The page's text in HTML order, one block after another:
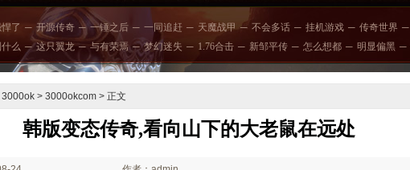
了 ─ 开源传奇 ─ 一锤之后 ─ 一同追赶 ─ 天魔战甲 ─ 不会多话 ─ 挂机游戏 ─ 传奇世界 ─
么 ─ 这只翼龙 ─ 与有荣焉 ─ 梦幻迷失 ─ 1.76合击 ─ 新邹平传 ─ 怎么想都 ─ 明显偏黑 ─
3000ok > 3000okcom > 正文
韩版变态传奇,看向山下的大老鼠在远处